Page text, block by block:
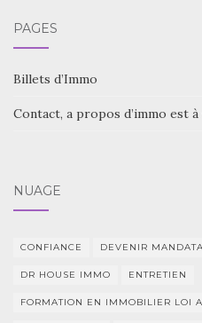
PAGES
Billets d’Immo
Contact, a propos d’immo est
NUAGE
CONFIANCE DEVENIR
DR HOUSE IMMO ENTRETIEN
FORMATION EN IMMOBILIER LOI